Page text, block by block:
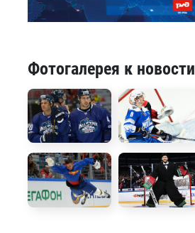
Фотогалерея к новости